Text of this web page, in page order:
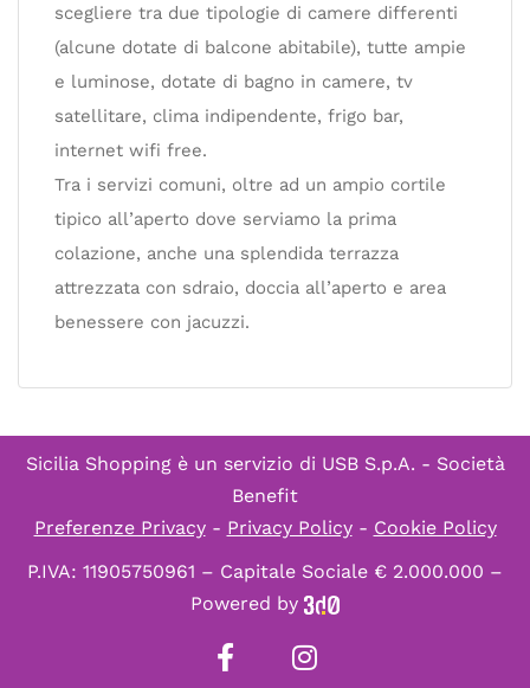
scegliere tra due tipologie di camere differenti
(alcune dotate di balcone abitabile), tutte ampie
e luminose, dotate di bagno in camere, tv
satellitare, clima indipendente, frigo bar,
internet wifi free.
Tra i servizi comuni, oltre ad un ampio cortile
tipico all’aperto dove serviamo la prima
colazione, anche una splendida terrazza
attrezzata con sdraio, doccia all’aperto e area
benessere con jacuzzi.
Sicilia Shopping è un servizio di USB S.p.A. - Società
Benefit
Preferenze Privacy- Privacy Policy- Cookie Policy
P.IVA: 11905750961 – Capitale Sociale € 2.000.000 –
Powered by